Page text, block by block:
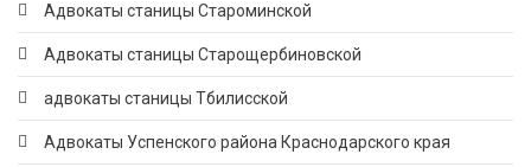
Адвокаты станицы Староминской
Адвокаты станицы Старощербиновской
адвокаты станицы Тбилисской
Адвокаты Успенского района Краснодарского края